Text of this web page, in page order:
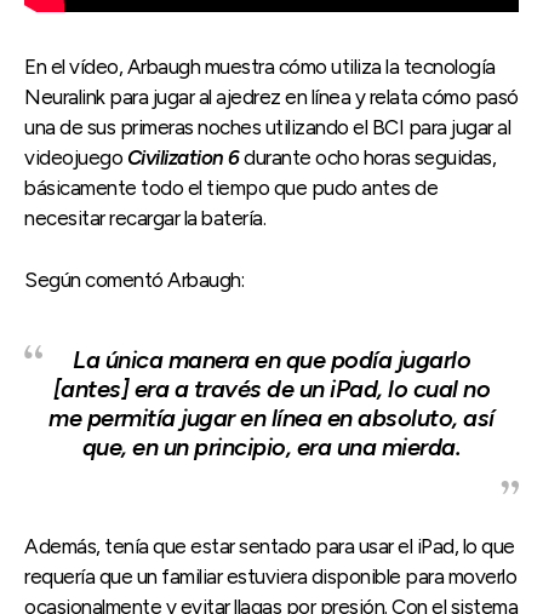
En el vídeo, Arbaugh muestra cómo utiliza la tecnología
Neuralink para jugar al ajedrez en línea y relata cómo pasó
una de sus primeras noches utilizando el BCI para jugar al
videojuego Civilization 6durante ocho horas seguidas,
básicamente todo el tiempo que pudo antes de
necesitar recargar la batería.
Según comentó Arbaugh:
La única manera en que podía jugarlo
[antes] era a través de un iPad, lo cual no
me permitía jugar en línea en absoluto, así
que, en un principio, era una mierda.
Además, tenía que estar sentado para usar el iPad, lo que
requería que un familiar estuviera disponible para moverlo
ocasionalmente y evitar llagas por presión. Con el sistema